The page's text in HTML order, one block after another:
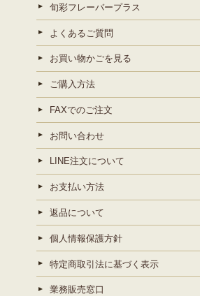
旬彩フレーバープラス
よくあるご質問
お買い物かごを見る
ご購入方法
FAXでのご注文
お問い合わせ
LINE注文について
お支払い方法
返品について
個人情報保護方針
特定商取引法に基づく表示
業務販売窓口